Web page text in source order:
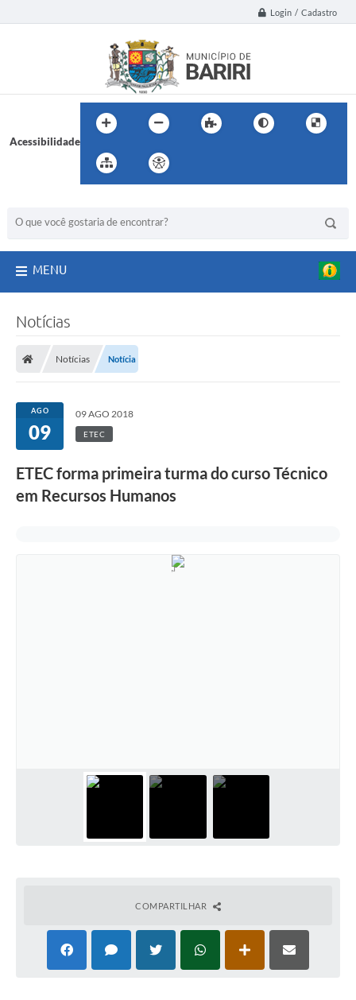
Login / Cadastro
Acessibilidade
MENU
Notícias
Notícias Notícia
AGO
09
09 AGO 2018
ETEC
ETEC forma primeira turma do curso Técnico
em Recursos Humanos
COMPARTILHAR